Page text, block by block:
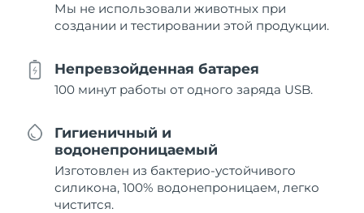
Мы не использовали животных при
создании и тестировании этой продукции.
Непревзойденная батарея
100 минут работы от одного заряда USB.
Гигиеничный и
водонепроницаемый
Изготовлен из бактерио-устойчивого
силикона, 100% водонепроницаем, легко
чистится.